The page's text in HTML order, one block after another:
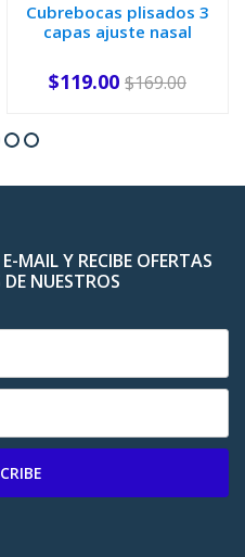
Cubrebocas plisados 3
capas ajuste nasal
+
$119.00 $169.00
MAIL Y RECIBE OFERTAS
NUESTROS